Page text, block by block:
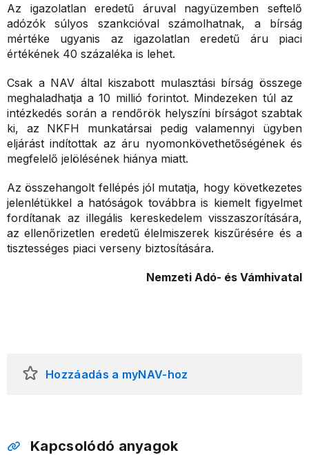
Az igazolatlan eredetű áruval nagyüzemben seftelő
adózók súlyos szankcióval számolhatnak, a bírság
mértéke ugyanis az igazolatlan eredetű áru piaci
értékének 40 százaléka is lehet.
Csak a NAV által kiszabott mulasztási bírság összege
meghaladhatja a 10 millió forintot. Mindezeken túl az
intézkedés során a rendőrök helyszíni bírságot szabtak
ki, az NKFH munkatársai pedig valamennyi ügyben
eljárást indítottak az áru nyomonkövethetőségének és
megfelelő jelölésének hiánya miatt.
Az összehangolt fellépés jól mutatja, hogy következetes
jelenlétükkel a hatóságok továbbra is kiemelt figyelmet
fordítanak az illegális kereskedelem visszaszorítására,
az ellenőrizetlen eredetű élelmiszerek kiszűrésére és a
tisztességes piaci verseny biztosítására.
Nemzeti Adó- és Vámhivatal
Hozzáadás a myNAV-hoz
Kapcsolódó anyagok